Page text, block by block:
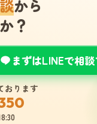
から
？
まずはLINEで相
おります